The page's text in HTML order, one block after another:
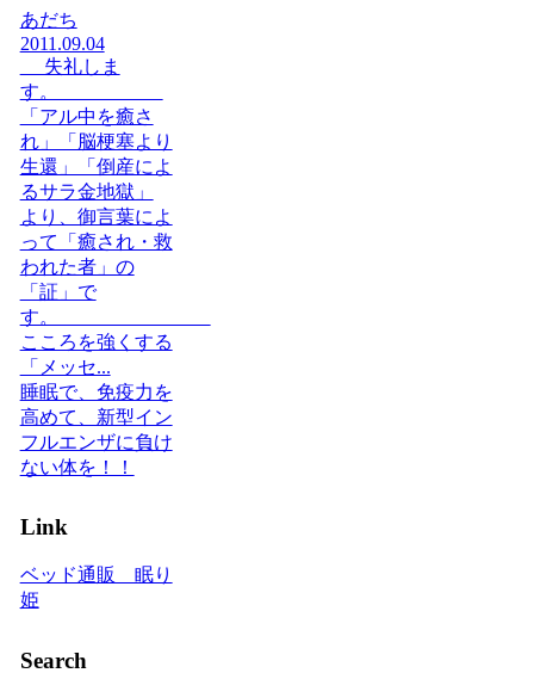
あだち
2011.09.04
失礼しま
す。
「アル中を癒さ
れ」「脳梗塞より
生還」「倒産によ
るサラ金地獄」
より、御言葉によ
って「癒され・救
われた者」の
「証」で
す。
こころを強くする
「メッセ...
睡眠で、免疫力を
高めて、新型イン
フルエンザに負け
ない体を！！
Link
ベッド通販 眠り
姫
Search